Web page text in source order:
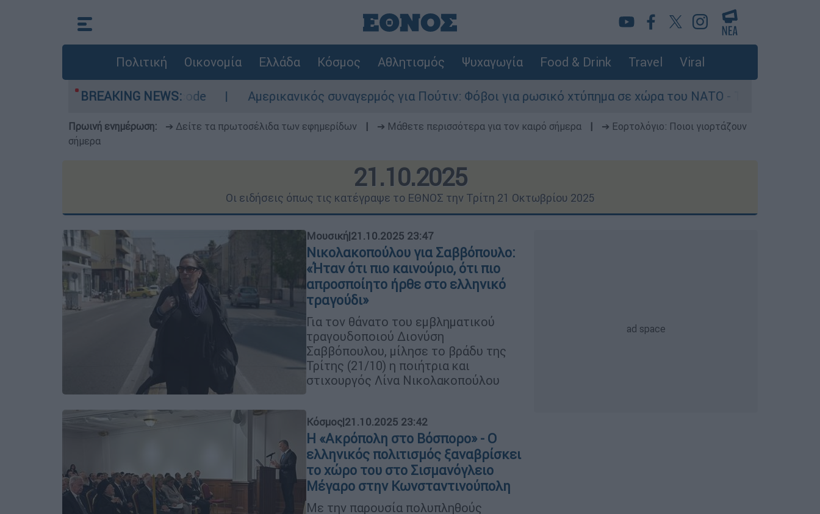
Πολιτική Οικονομία Ελλάδα Κόσμος Αθλητισμός Ψυχαγωγία Food & Drink Travel Viral
BREAKING NEWS:
σε red code Αμερικανικός συναγερμός για Πούτιν: Φόβοι για ρωσικό χτύπημα σε χώρα του ΝΑΤΟ - Τα βασικά σενάρια έως το 2029
Πρωινή ενημέρωση: ➔ Δείτε τα πρωτοσέλιδα των εφημερίδων ➔ Μάθετε περισσότερα για τον καιρό σήμερα
➔ Εορτολόγιο: Ποιοι γιορτάζουν
σήμερα
21.10.2025
Οι ειδήσεις όπως τις κατέγραψε το ΕΘΝΟΣ την Τρίτη 21 Οκτωβρίου 2025
Μουσική|21.10.2025 23:47
Νικολακοπούλου για Σαββόπουλο:
«Ήταν ότι πιο καινούριο, ότι πιο
απροσποίητο ήρθε στο ελληνικό
τραγούδι»
Για τον θάνατο του εμβληματικού
τραγουδοποιού Διονύση
Σαββόπουλου, μίλησε το βράδυ της
Τρίτης (21/10) η ποιήτρια και
στιχουργός Λίνα Νικολακοπούλου
Κόσμος|21.10.2025 23:42
Η «Ακρόπολη στο Βόσπορο» - Ο
ελληνικός πολιτισμός ξαναβρίσκει
το χώρο του στο Σισμανόγλειο
Μέγαρο στην Κωνσταντινούπολη
Με την παρουσία πολυπληθούς